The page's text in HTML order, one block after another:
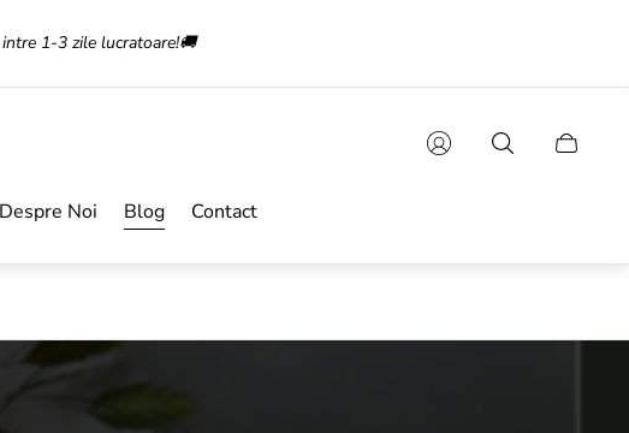
1-3 zile lucratoare!🚚
Sertarul
Despre Noi Blog Contact